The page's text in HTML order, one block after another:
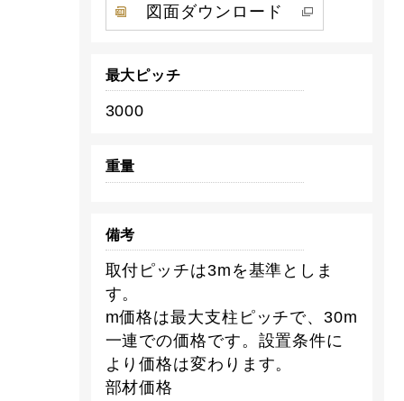
図面ダウンロード
最大ピッチ
3000
重量
備考
取付ピッチは3mを基準としま
す。
m価格は最大支柱ピッチで、30m
一連での価格です。設置条件に
より価格は変わります。
部材価格